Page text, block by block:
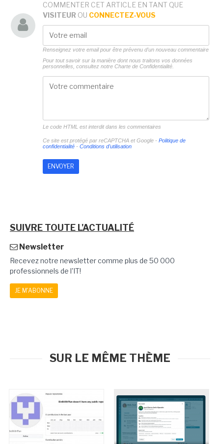
COMMENTER CET ARTICLE EN TANT QUE
VISITEUR OU CONNECTEZ-VOUS
Renseignez votre email pour être prévenu d'un nouveau commentaire
Pour tout savoir sur la manière dont nous traitons vos données
personnelles, consultez notre Charte de Confidentialité.
Le code HTML est interdit dans les commentaires
Ce site est protégé par reCAPTCHA et Google - Politique de
confidentialité- Conditions d'utilisation
SUIVRE TOUTE L'ACTUALITÉ
Newsletter
Recevez notre newsletter comme plus de 50 000
professionnels de l'IT!
JE M'ABONNE
SUR LE MÊME THÈME